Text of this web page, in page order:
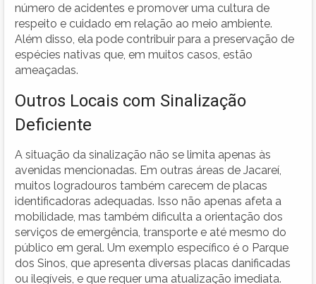
número de acidentes e promover uma cultura de
respeito e cuidado em relação ao meio ambiente.
Além disso, ela pode contribuir para a preservação de
espécies nativas que, em muitos casos, estão
ameaçadas.
Outros Locais com Sinalização
Deficiente
A situação da sinalização não se limita apenas às
avenidas mencionadas. Em outras áreas de Jacareí,
muitos logradouros também carecem de placas
identificadoras adequadas. Isso não apenas afeta a
mobilidade, mas também dificulta a orientação dos
serviços de emergência, transporte e até mesmo do
público em geral. Um exemplo específico é o Parque
dos Sinos, que apresenta diversas placas danificadas
ou ilegíveis, e que requer uma atualização imediata.